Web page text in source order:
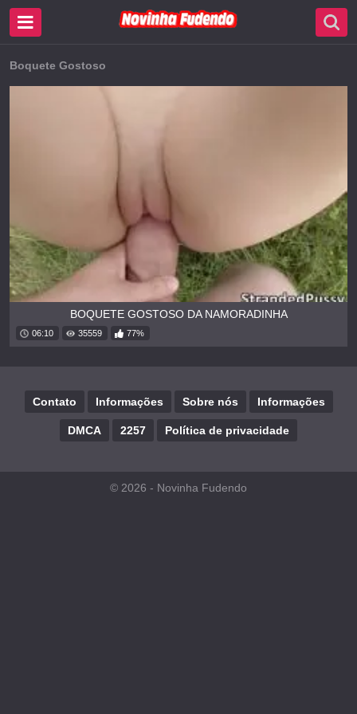
Boquete Gostoso
BOQUETE GOSTOSO DA NAMORADINHA
06:10 35559 77%
Contato Informações Sobre nós Informações
DMCA 2257 Política de privacidade
© 2026 - Novinha Fudendo